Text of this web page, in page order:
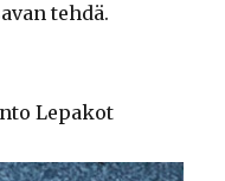
tehdä.
Lepakot